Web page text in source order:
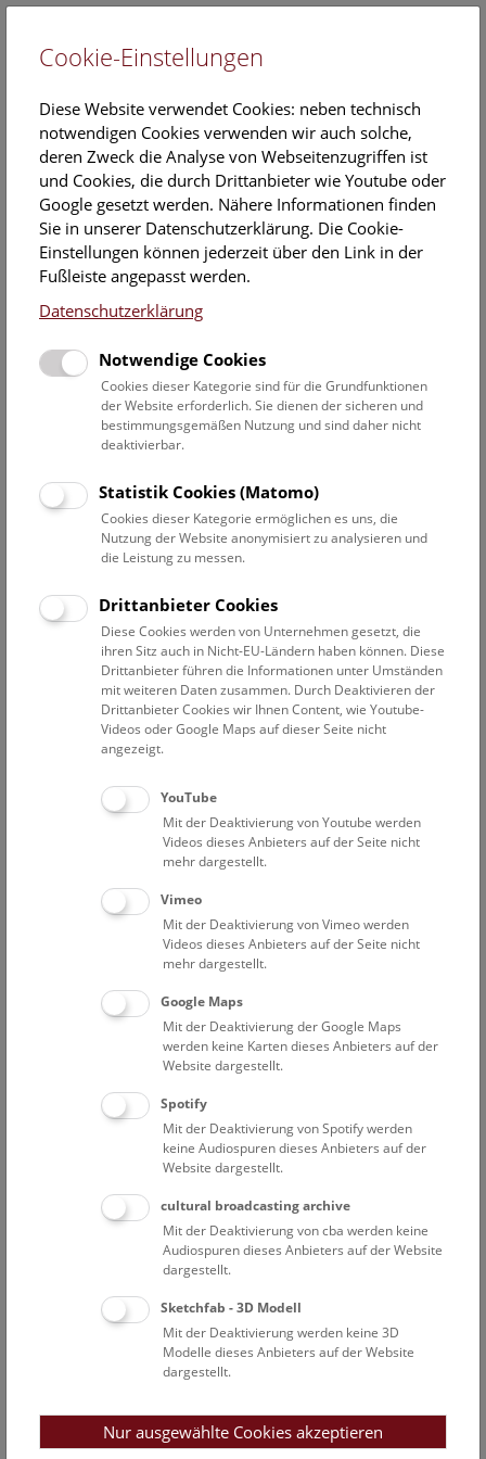
EN
Georgios Efthymiadis
Position:
Projektmitarbeiter „FWF
PAT1494723 Garra“
Georgios Efthymiadiss ORCID
Eintrag:
https://orcid.org/0009-0007-
Mitarbeiterübersicht Naturhistorisches Museum
Zentrale Forschungslaboratorien
Achleitner-Goulding Tricia
Wissenschaftliche Mitarbeiterin
Ackerl Florian
ABOL-Koordinationsteam
De Mattia Willy
Assoziierter Wissenschaftler
Labormanagerin
Haring Elisabeth
Assoziierte Wissenschaftlerin
Heinzl Janine
ABOL-Koordinationsteam
Kapun Martin
Wissenschaftlicher Mitarbeiter - Bioinformatik
Kargl Victoria
ABOL-Koordinationsteam (dzt. nicht am Museum)
Kirchner Sandra
Wissenschaftliche Mitarbeiterin, Labormanagerin
Kroh Andreas
Stv. wissenschaftlicher Geschäftsführer; Prokurist;
Abteilungsdirektor
Kruckenhauser Luise
Leiterin DNA Labor / Kuratorin der DNA- und
Gewebesammlung / Wissenschaftliche Mitarbeiterin
Sammlungsmanager
Prost Stefan
Assoziierter Wissenschaftler
Sittenthaler Marcia
Assoziierte Wissenschaftlerin
Cookie-Einstellungen
Diese Website verwendet Cookies: neben technisch
notwendigen Cookies verwenden wir auch solche,
deren Zweck die Analyse von Webseitenzugriffen ist
und Cookies, die durch Drittanbieter wie Youtube oder
Google gesetzt werden. Nähere Informationen finden
Sie in unserer Datenschutzerklärung. Die Cookie-
Einstellungen können jederzeit über den Link in der
Fußleiste angepasst werden.
Datenschutzerklärung
Notwendige Cookies
Cookies dieser Kategorie sind für die Grundfunktionen
der Website erforderlich. Sie dienen der sicheren und
bestimmungsgemäßen Nutzung und sind daher nicht
deaktivierbar.
Statistik Cookies (Matomo)
Cookies dieser Kategorie ermöglichen es uns, die
Nutzung der Website anonymisiert zu analysieren und
die Leistung zu messen.
Drittanbieter Cookies
Diese Cookies werden von Unternehmen gesetzt, die
ihren Sitz auch in Nicht-EU-Ländern haben können. Diese
Drittanbieter führen die Informationen unter Umständen
mit weiteren Daten zusammen. Durch Deaktivieren der
Drittanbieter Cookies wir Ihnen Content, wie Youtube-
Videos oder Google Maps auf dieser Seite nicht
angezeigt.
YouTube
Mit der Deaktivierung von Youtube werden
Videos dieses Anbieters auf der Seite nicht
mehr dargestellt.
Vimeo
Mit der Deaktivierung von Vimeo werden
Videos dieses Anbieters auf der Seite nicht
mehr dargestellt.
Google Maps
Mit der Deaktivierung der Google Maps
werden keine Karten dieses Anbieters auf der
Website dargestellt.
Spotify
Mit der Deaktivierung von Spotify werden
keine Audiospuren dieses Anbieters auf der
Website dargestellt.
cultural broadcasting archive
Mit der Deaktivierung von cba werden keine
Audiospuren dieses Anbieters auf der Website
dargestellt.
Sketchfab - 3D Modell
Mit der Deaktivierung werden keine 3D
Modelle dieses Anbieters auf der Website
dargestellt.
Nur ausgewählte Cookies akzeptieren